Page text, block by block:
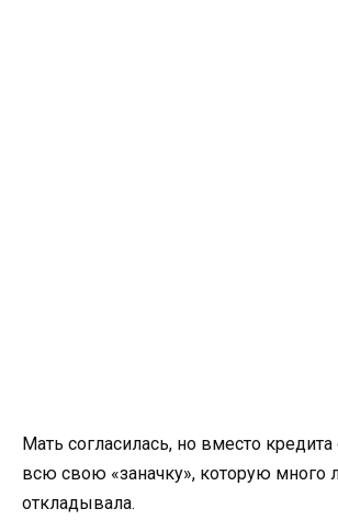
Мать согласилась, но вместо кредита
всю свою «заначку», которую много
откладывала.